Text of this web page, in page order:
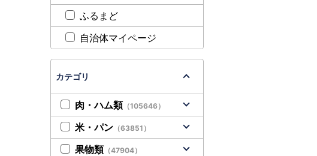
ふるまど
自治体マイページ
カテゴリ
肉・ハム類 （105646）
米・パン （63851）
果物類 （47904）